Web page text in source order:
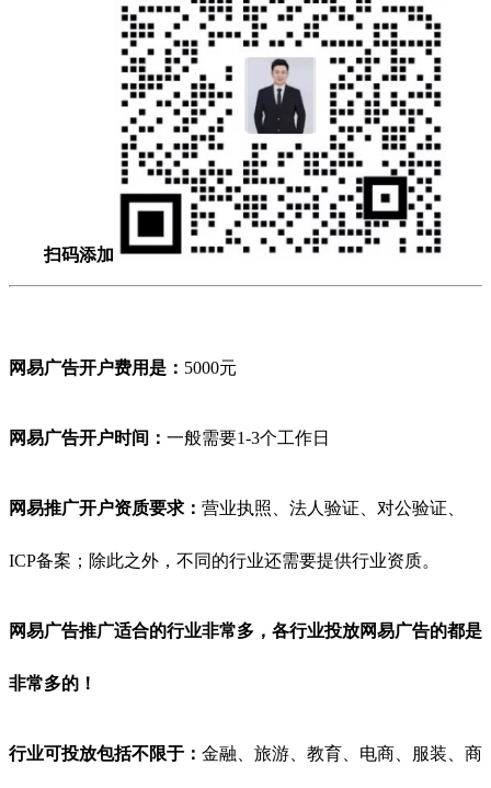
扫码添加
网易广告开户费用是： 5000元
网易广告开户时间： 一般需要1-3个工作日
网易推广开户资质要求： 营业执照、法人验证、对公验证、
ICP备案；除此之外，不同的行业还需要提供行业资质。
网易广告推广适合的行业非常多，各行业投放网易广告的都是
非常多的！
行业可投放包括不限于： 金融、旅游、教育、电商、服装、商